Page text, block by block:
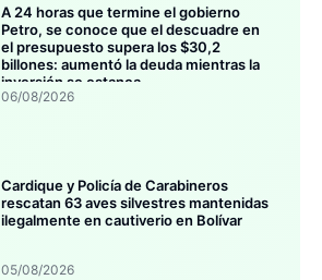
A 24 horas que termine el gobierno
Petro, se conoce que el descuadre en
el presupuesto supera los $30,2
billones: aumentó la deuda mientras la
inversión se estanca
06/08/2026
Cardique y Policía de Carabineros
rescatan 63 aves silvestres mantenidas
ilegalmente en cautiverio en Bolívar
05/08/2026